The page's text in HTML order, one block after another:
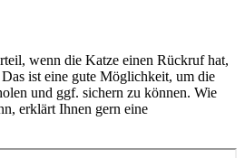
wenn die Katze einen Rückruf hat,
ist eine gute Möglichkeit, um die
und ggf. sichern zu können. Wie
erklärt Ihnen gern eine